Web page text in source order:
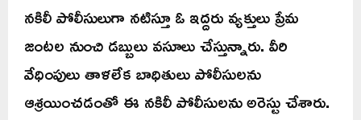
నకిలీ పోలీసులుగా నటిస్తూ ఓ ఇద్దరు వ్యక్తులు ప్రేమ
జంటల నుంచి డబ్బులు వసూలు చేస్తున్నారు. వీరి
వేధింపులు తాళలేక బాధితులు పోలీసులను
ఆశ్రయించడంతో ఈ నకిలీ పోలీసులను అరెస్టు చేశారు.